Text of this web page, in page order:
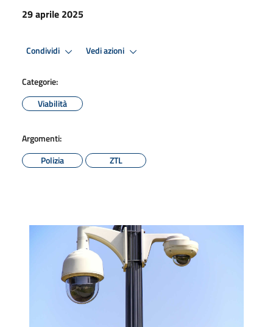
29 aprile 2025
Condividi Vedi azioni
Categorie:
Viabilità
Argomenti:
Polizia
ZTL